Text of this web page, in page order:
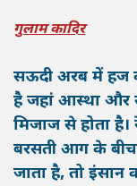
गुलाम कादिर
सऊदी अरब में हज
है जहां आस्था और
मिजाज से होता
बरसती आग के बीच
जाता है, तो